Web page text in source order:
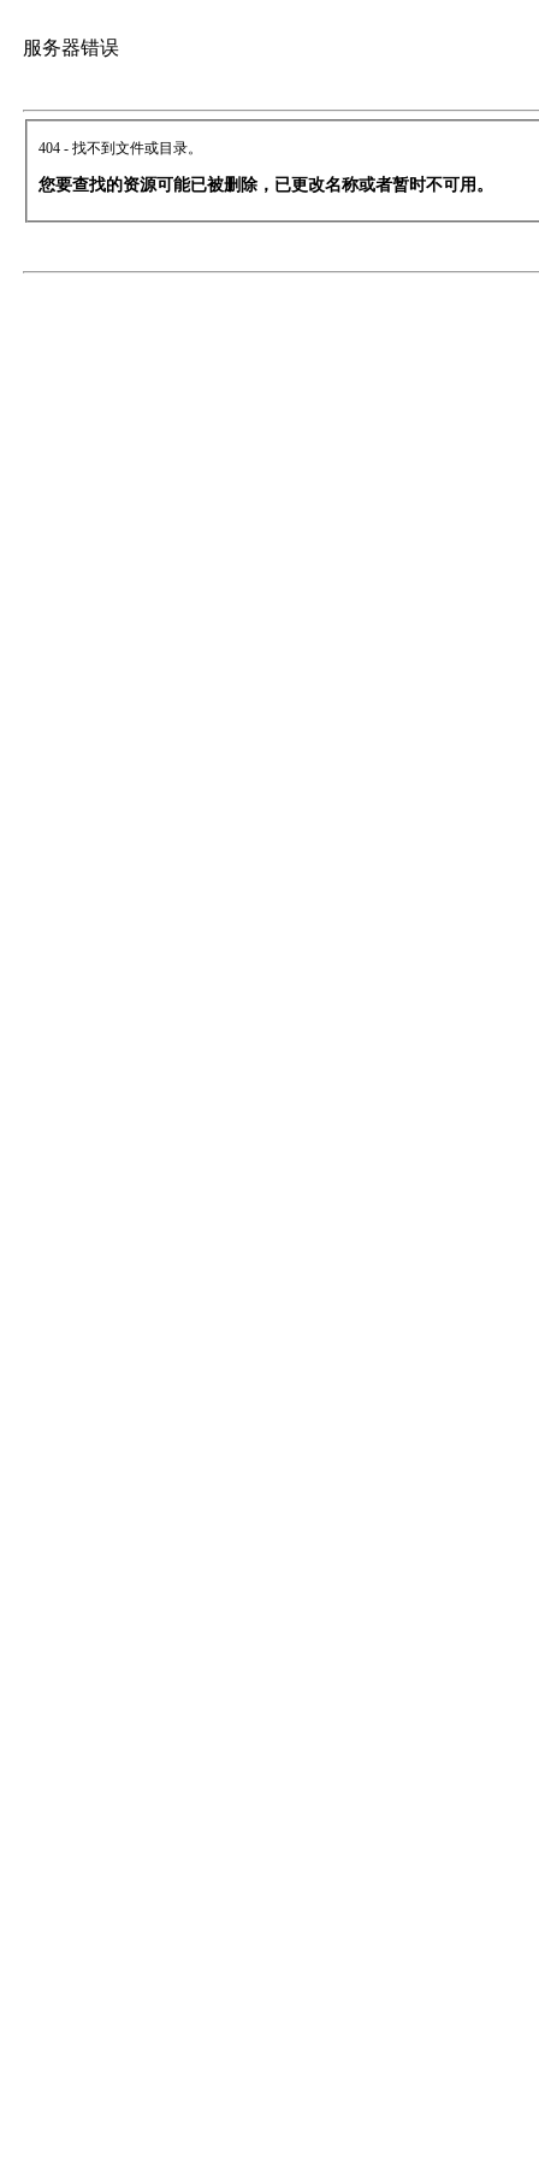
服务器错误
404 - 找不到文件或目录。
您要查找的资源可能已被删除，已更改名称或者暂时不可用。